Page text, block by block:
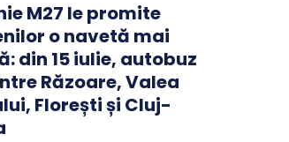
M27 le promite
o navetă mai
din 15 iulie, autobuz
Răzoare, Valea
Florești și Cluj-